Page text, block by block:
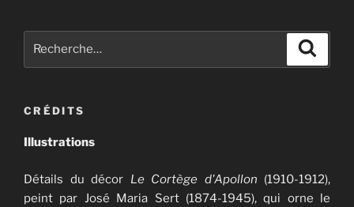
CRÉDITS
Illustrations
Détails du décor Le Cortège d'Apollon (1910-1912),
peint par José Maria Sert (1874-1945), qui orne le